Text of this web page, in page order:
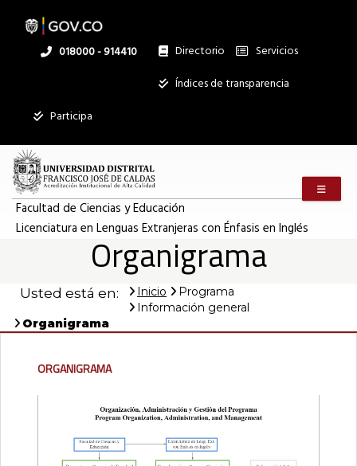
contenido
Linea
018000 - 914410 Directorio
Institucional
Servicios
Índices de transparencia
Participa
Facultad de Ciencias y Educación
Licenciatura en Lenguas Extranjeras con Énfasis en Inglés
Organigrama
Usted está en: Inicio
Programa
Información general
Organigrama
Organigrama